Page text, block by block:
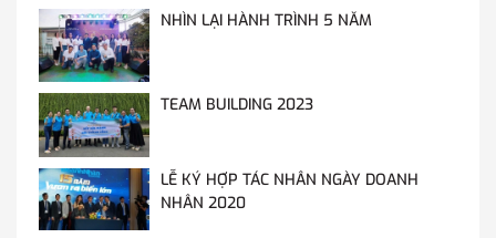
NHÌN LẠI HÀNH TRÌNH 5 NĂM
TEAM BUILDING 2023
LỄ KÝ HỢP TÁC NHÂN NGÀY DOANH
NHÂN 2020